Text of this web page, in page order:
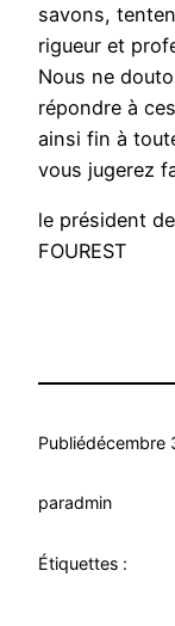
savons,
rigueur et
Nous ne
répondre à
ainsi fin à
vous jugerez
le président
FOUREST
Publiédécembre
paradmin
Étiquettes :